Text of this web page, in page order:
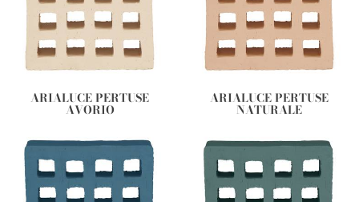
ARIALUCE PERTUSE
AVORIO
ARIALUCE PERTUSE
NATURALE